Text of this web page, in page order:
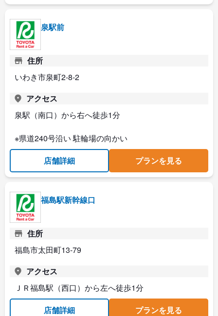
泉駅前
住所
いわき市泉町2-8-2
アクセス
泉駅（南口）から右へ徒歩1分
※県道240号沿い 駐輪場の向かい
店舗詳細
プランを見る
福島駅新幹線口
住所
福島市太田町13-79
アクセス
ＪＲ福島駅（西口）から左へ徒歩1分
店舗詳細
プランを見る